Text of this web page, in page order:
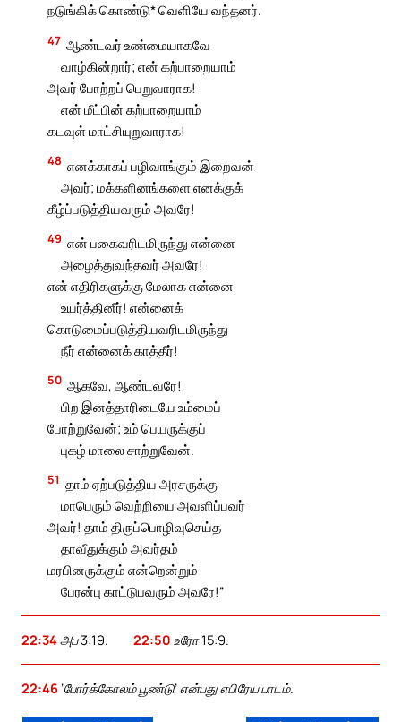
நடுங்கிக் கொண்டு* வெளியே வந்தனர்.
47 ஆண்டவர் உண்மையாகவே
வாழ்கின்றார்; என் கற்பாறையாம்
அவர் போற்றப் பெறுவாராக!
என் மீட்பின் கற்பாறையாம்
கடவுள் மாட்சியுறுவாராக!
48 எனக்காகப் பழிவாங்கும் இறைவன்
அவர்; மக்களினங்களை எனக்குக்
கீழ்ப்படுத்தியவரும் அவரே!
49 என் பகைவரிடமிருந்து என்னை
அழைத்துவந்தவர் அவரே!
என் எதிரிகளுக்கு மேலாக என்னை
உயர்த்தினீர்! என்னைக்
கொடுமைப்படுத்தியவரிடமிருந்து
நீர் என்னைக் காத்தீர்!
50 ஆகவே, ஆண்டவரே!
பிற இனத்தாரிடையே உம்மைப்
போற்றுவேன்; உம் பெயருக்குப்
புகழ் மாலை சாற்றுவேன்.
51 தாம் ஏற்படுத்திய அரசருக்கு
மாபெரும் வெற்றியை அவளிப்பவர்
அவர்! தாம் திருப்பொழிவுசெய்த
தாவீதுக்கும் அவர்தம்
மரபினருக்கும் என்றென்றும்
பேரன்பு காட்டுபவரும் அவரே!”
22:34அப 3:19. 22:50 உரோ 15:9.
22:46 ‘போர்க்கோலம் பூண்டு’ என்பது எபிரேய பாடம்.